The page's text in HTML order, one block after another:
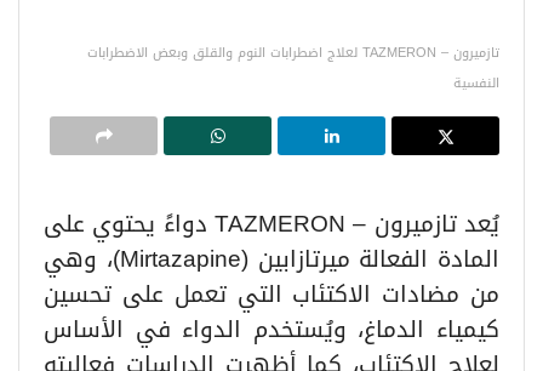
تازميرون – TAZMERON لعلاج اضطرابات النوم والقلق وبعض الاضطرابات
النفسية
يُعد تازميرون – TAZMERON دواءً يحتوي على
المادة الفعالة ميرتازابين (Mirtazapine)، وهي
من مضادات الاكتئاب التي تعمل على تحسين
كيمياء الدماغ، ويُستخدم الدواء في الأساس